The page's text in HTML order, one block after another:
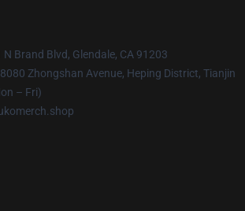
N Brand Blvd, Glendale, CA 91203
Zhongshan Avenue, Heping District, Tianjin
– Fri)